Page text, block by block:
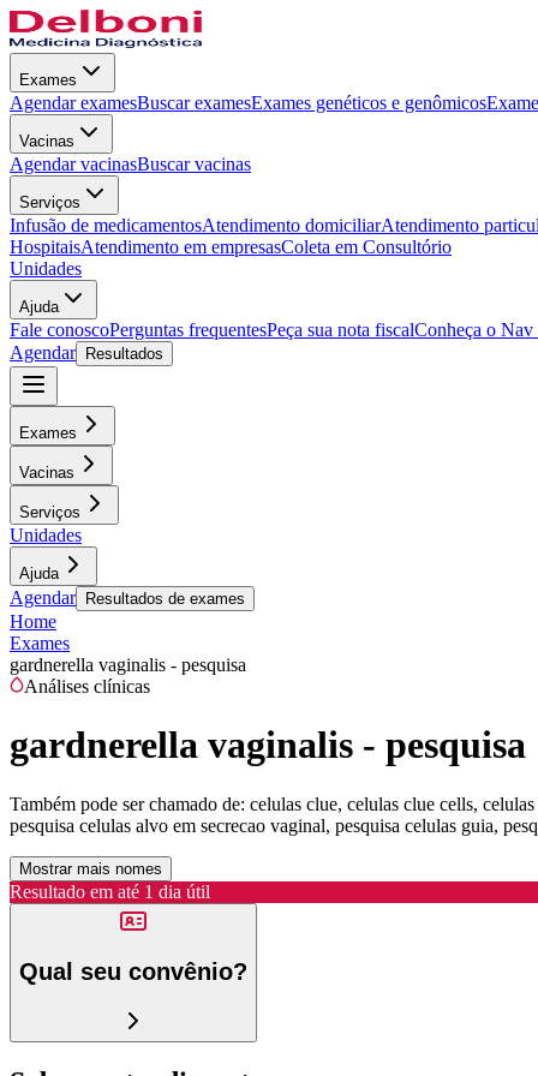
Exames
Agendar examesBuscar examesExames genéticos e genômicos
Vacinas
Agendar vacinasBuscar vacinas
Serviços
Infusão de medicamentosAtendimento domiciliarAtendimento
HospitaisAtendimento em empresasColeta em Consultório
Unidades
Ajuda
Fale conoscoPerguntas frequentesPeça sua nota fiscalConheça o Nav
Agendar
Resultados
Exames
Vacinas
Serviços
Unidades
Ajuda
Agendar Resultados de exames
Home
Exames
gardnerella vaginalis - pesquisa
Análises clínicas
gardnerella vaginalis - pesquisa
Também pode ser chamado de: celulas clue, celulas clue cells,
pesquisa celulas alvo em secrecao vaginal, pesquisa celulas guia,
Mostrar mais nomes
Resultado em até 1 dia útil
Qual seu convênio?